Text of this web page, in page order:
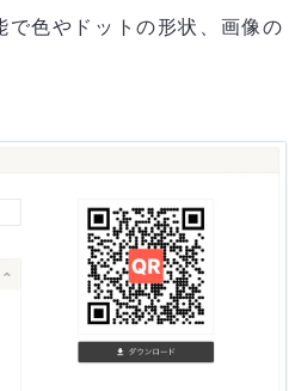
で色やドットの形状、画像の